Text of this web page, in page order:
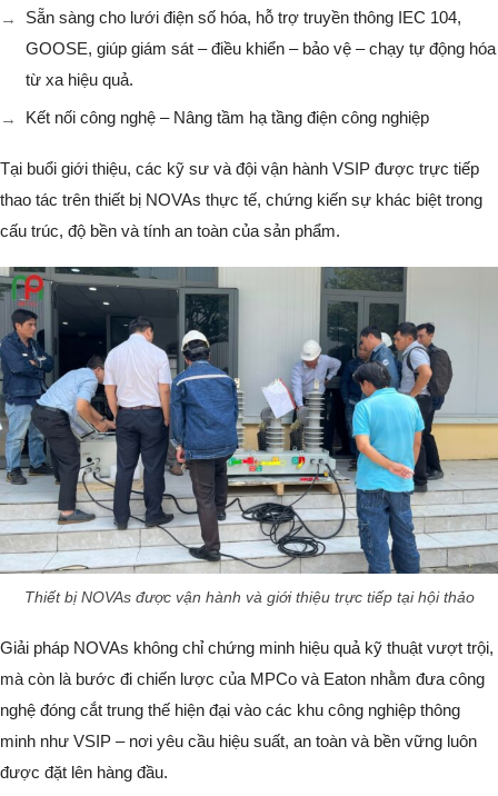
Sẵn sàng cho lưới điện số hóa, hỗ trợ truyền thông IEC 104,
GOOSE, giúp giám sát – điều khiển – bảo vệ – chạy tự động hóa
từ xa hiệu quả.
Kết nối công nghệ – Nâng tầm hạ tầng điện công nghiệp
Tại buổi giới thiệu, các kỹ sư và đội vận hành VSIP được trực tiếp
thao tác trên thiết bị NOVAs thực tế, chứng kiến sự khác biệt trong
cấu trúc, độ bền và tính an toàn của sản phẩm.
Thiết bị NOVAs được vận hành và giới thiệu trực tiếp tại hội thảo
Giải pháp NOVAs không chỉ chứng minh hiệu quả kỹ thuật vượt trội,
mà còn là bước đi chiến lược của MPCo và Eaton nhằm đưa công
nghệ đóng cắt trung thế hiện đại vào các khu công nghiệp thông
minh như VSIP – nơi yêu cầu hiệu suất, an toàn và bền vững luôn
được đặt lên hàng đầu.